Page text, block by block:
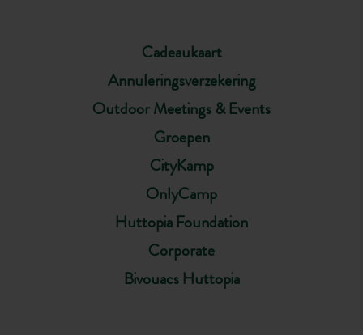
Cadeaukaart
Annuleringsverzekering
Outdoor Meetings & Events
Groepen
CityKamp
OnlyCamp
Huttopia Foundation
Corporate
Bivouacs Huttopia